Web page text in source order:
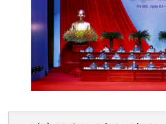
Tin Đời sống & Xã hội
360 độ Sức khỏe
Chuyển đổi Xanh
Tài nguyên và Môi trường